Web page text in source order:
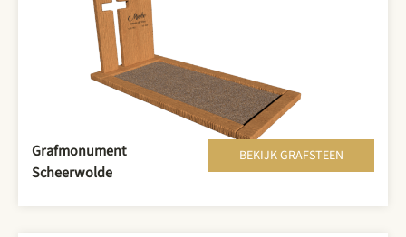
Grafmonument
Scheerwolde
BEKIJK GRAFSTEEN